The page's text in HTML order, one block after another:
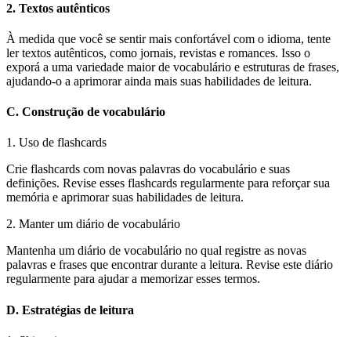
2. Textos autênticos
À medida que você se sentir mais confortável com o idioma, tente
ler textos autênticos, como jornais, revistas e romances. Isso o
exporá a uma variedade maior de vocabulário e estruturas de frases,
ajudando-o a aprimorar ainda mais suas habilidades de leitura.
C. Construção de vocabulário
1. Uso de flashcards
Crie flashcards com novas palavras do vocabulário e suas
definições. Revise esses flashcards regularmente para reforçar sua
memória e aprimorar suas habilidades de leitura.
2. Manter um diário de vocabulário
Mantenha um diário de vocabulário no qual registre as novas
palavras e frases que encontrar durante a leitura. Revise este diário
regularmente para ajudar a memorizar esses termos.
D. Estratégias de leitura